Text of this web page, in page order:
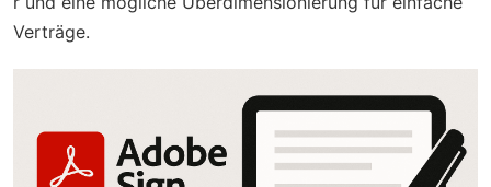
Verträge.